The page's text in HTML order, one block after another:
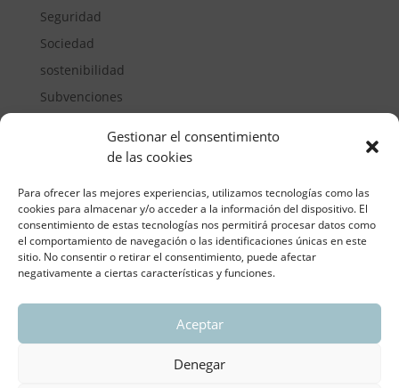
Gestionar el consentimiento
de las cookies
Para ofrecer las mejores experiencias, utilizamos tecnologías como las
cookies para almacenar y/o acceder a la información del dispositivo. El
consentimiento de estas tecnologías nos permitirá procesar datos como
el comportamiento de navegación o las identificaciones únicas en este
sitio. No consentir o retirar el consentimiento, puede afectar
negativamente a ciertas características y funciones.
Aceptar
Denegar
Seguridad
Sociedad
sostenibilidad
Subvenciones
ASOCIACIÓN REGIONAL VALENCIANA DE
Aviso legal y política de privacidad